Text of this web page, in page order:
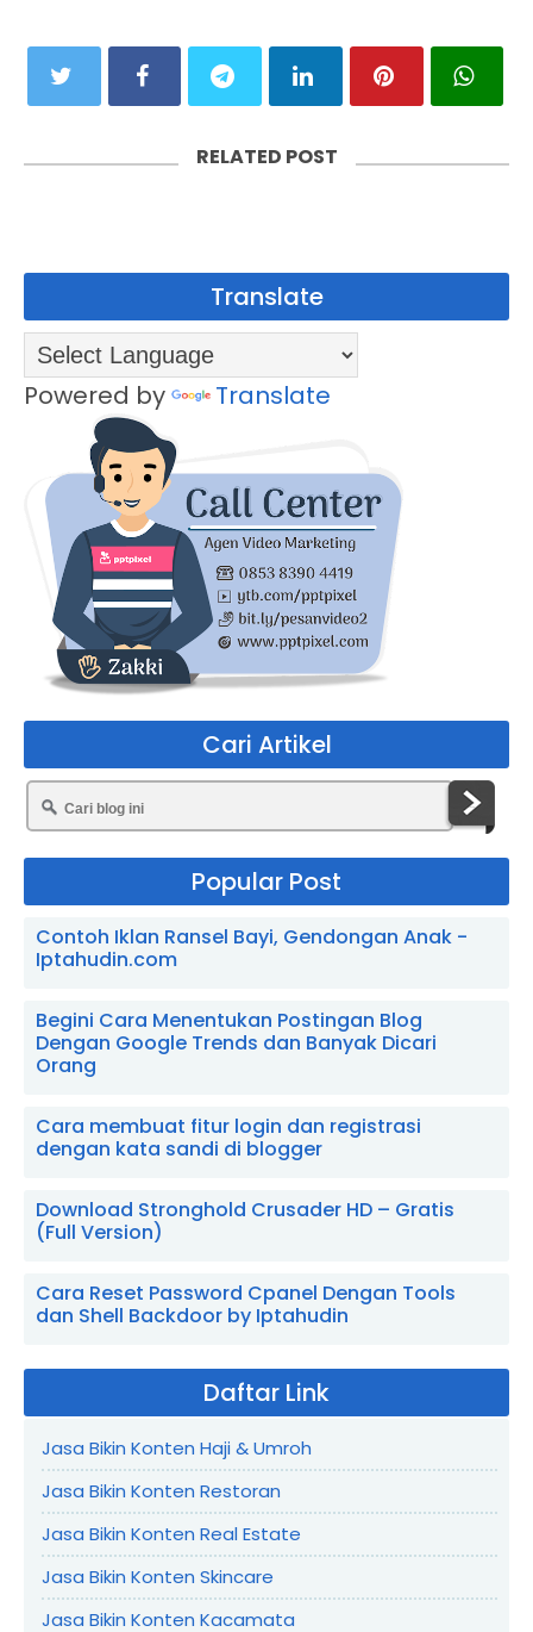
RELATED POST
Translate
Powered by Translate
Cari Artikel
Popular Post
Contoh Iklan Ransel Bayi, Gendongan Anak -
Iptahudin.com
Begini Cara Menentukan Postingan Blog
Dengan Google Trends dan Banyak Dicari
Orang
Cara membuat fitur login dan registrasi
dengan kata sandi di blogger
Download Stronghold Crusader HD – Gratis
(Full Version)
Cara Reset Password Cpanel Dengan Tools
dan Shell Backdoor by Iptahudin
Daftar Link
Jasa Bikin Konten Haji & Umroh
Jasa Bikin Konten Restoran
Jasa Bikin Konten Real Estate
Jasa Bikin Konten Skincare
Jasa Bikin Konten Kacamata